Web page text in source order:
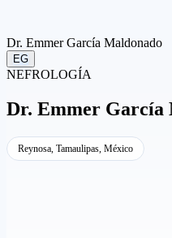
Dr. Emmer García Maldonado
EG
NEFROLOGÍA
Dr. Emmer García
Reynosa, Tamaulipas, México